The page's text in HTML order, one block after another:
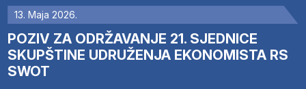
13. Maja 2026.
POZIV ZA ODRŽAVANJE 21. SJEDNICE
SKUPŠTINE UDRUŽENJA EKONOMISTA RS
SWOT